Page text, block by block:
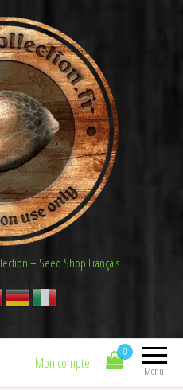
– Seed Shop Français
Menu
0
Mon compte